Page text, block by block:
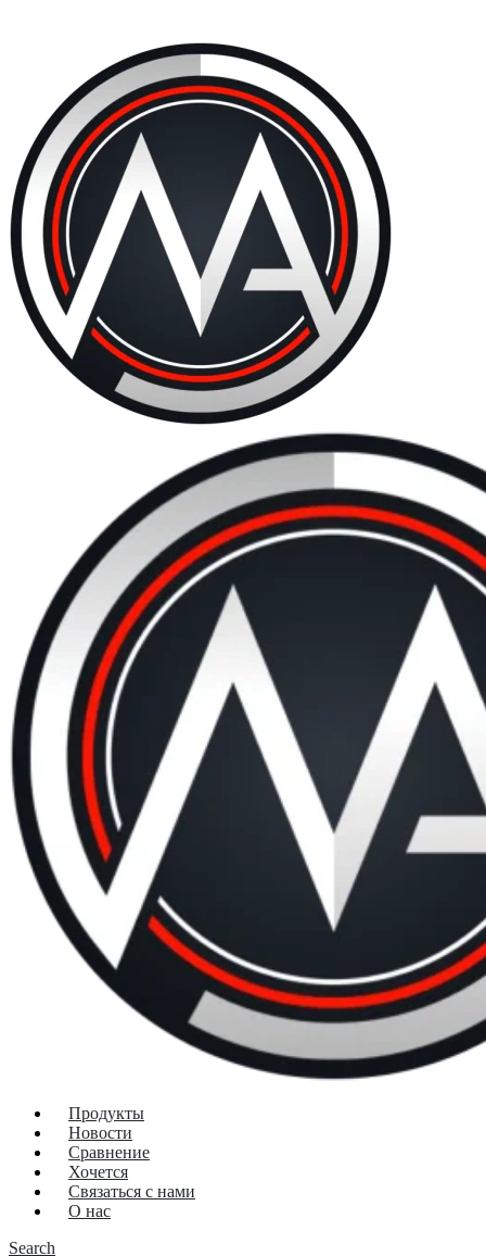
Продукты
Новости
Сравнение
Хочется
Связаться с нами
О нас
Search